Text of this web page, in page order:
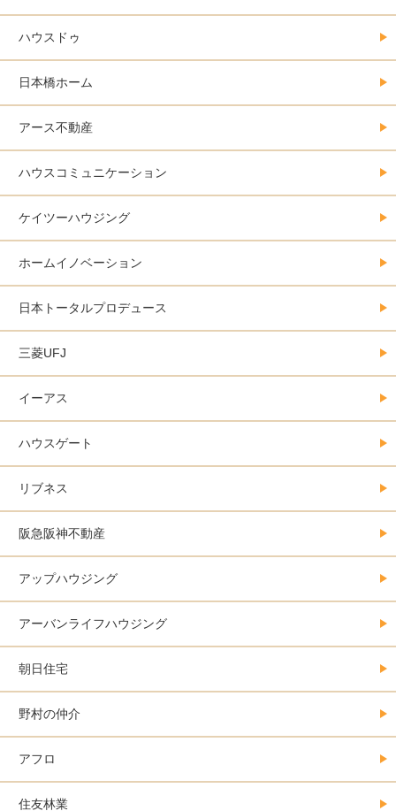
ハウスドゥ
日本橋ホーム
アース不動産
ハウスコミュニケーション
ケイツーハウジング
ホームイノベーション
日本トータルプロデュース
三菱UFJ
イーアス
ハウスゲート
リブネス
阪急阪神不動産
アップハウジング
アーバンライフハウジング
朝日住宅
野村の仲介
アフロ
住友林業